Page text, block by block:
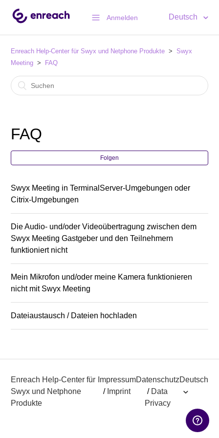
Anmelden Deutsch
Enreach Help-Center für Swyx und Netphone Produkte
Swyx
Meeting
FAQ
FAQ
Folgen
Swyx Meeting in TerminalServer-Umgebungen oder
Citrix-Umgebungen
Die Audio- und/oder Videoübertragung zwischen dem
Swyx Meeting Gastgeber und den Teilnehmern
funktioniert nicht
Mein Mikrofon und/oder meine Kamera funktionieren
nicht mit Swyx Meeting
Dateiaustausch / Dateien hochladen
Enreach Help-Center für
Swyx und Netphone
Produkte
Impressum
/ Imprint
Datenschutz
/ Data
Privacy
Deutsch